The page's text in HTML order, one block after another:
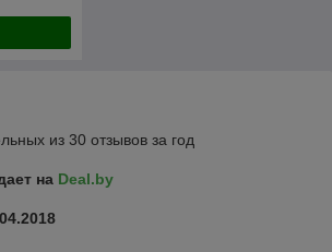
из 30 отзывов за год
на Deal.by